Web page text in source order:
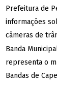
Prefeitura de
informações
câmeras de
Banda
representa o
Bandas de